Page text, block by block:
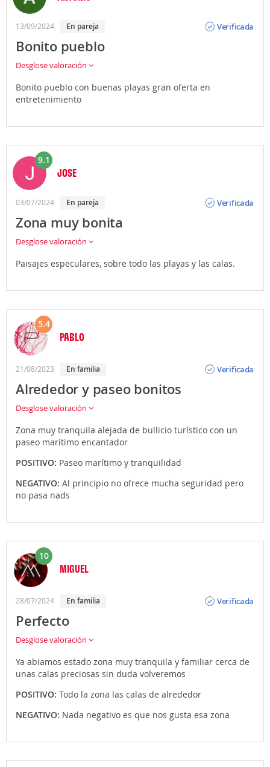
13/09/2024 en pareja
Verificada
Bonito pueblo
Desglose valoración
Bonito pueblo con buenas playas gran oferta en
entretenimiento
9.1
JOSE
03/07/2024 en pareja
Verificada
Zona muy bonita
Desglose valoración
Paisajes especulares, sobre todo las playas y las calas.
5.4
PABLO
21/08/2023 en familia
Verificada
Alrededor y paseo bonitos
Desglose valoración
Zona muy tranquila alejada de bullicio turístico con un
paseo marítimo encantador
POSITIVO: Paseo marítimo y tranquilidad
NEGATIVO: Al principio no ofrece mucha seguridad pero
no pasa nads
10
MIGUEL
28/07/2024 en familia
Verificada
Perfecto
Desglose valoración
Ya abiamos estado zona muy tranquila y familiar cerca de
unas calas preciosas sin duda volveremos
POSITIVO: Todo la zona las calas de alrededor
NEGATIVO: Nada negativo es que nos gusta esa zona